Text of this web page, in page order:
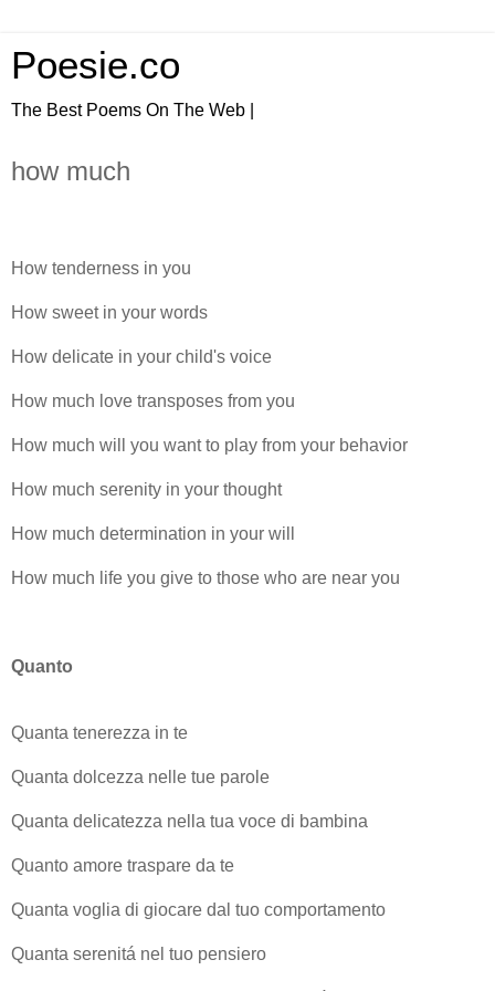
Poesie.co
The Best Poems On The Web |
how much
How tenderness in you
How sweet in your words
How delicate in your child's voice
How much love transposes from you
How much will you want to play from your behavior
How much serenity in your thought
How much determination in your will
How much life you give to those who are near you
Quanto
Quanta tenerezza in te
Quanta dolcezza nelle tue parole
Quanta delicatezza nella tua voce di bambina
Quanto amore traspare da te
Quanta voglia di giocare dal tuo comportamento
Quanta serenitá nel tuo pensiero